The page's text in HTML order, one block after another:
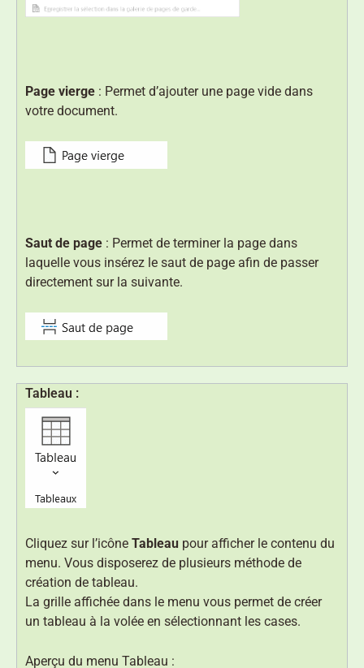
Page vierge : Permet d’ajouter une page vide dans
votre document.
Saut de page : Permet de terminer la page dans
laquelle vous insérez le saut de page afin de passer
directement sur la suivante.
Tableau :
Cliquez sur l’icône Tableau pour afficher le contenu du
menu. Vous disposerez de plusieurs méthode de
création de tableau.
La grille affichée dans le menu vous permet de créer
un tableau à la volée en sélectionnant les cases.
Aperçu du menu Tableau :